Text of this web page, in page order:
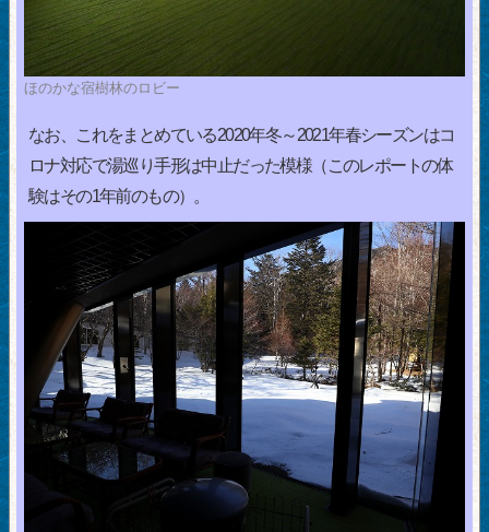
ほのかな宿樹林のロビー
なお、これをまとめている2020年冬～2021年春シーズンはコ
ロナ対応で湯巡り手形は中止だった模様（このレポートの体
験はその1年前のもの）。